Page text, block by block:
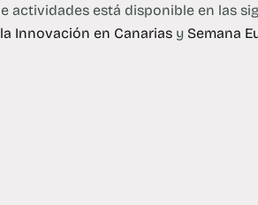
actividades está disponible en las
Innovación en Canarias y Semana